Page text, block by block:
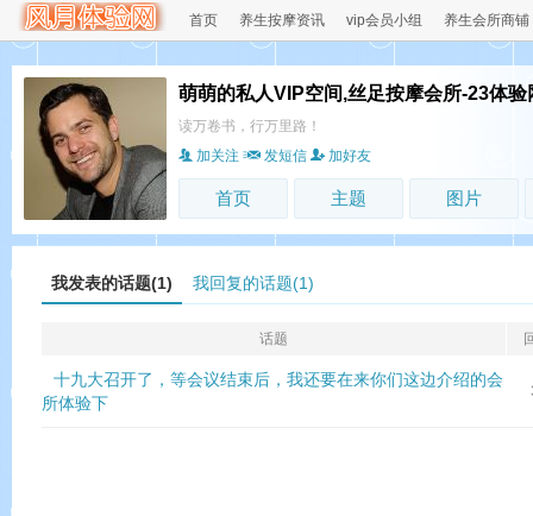
首页 养生按摩资讯 vip会员小组 养生会所商铺
萌萌的私人VIP空间,丝足按摩会所-23体验
读万卷书，行万里路！
加关注
发短信 加好友
首页 主题 图片
我发表的话题(1) 我回复的话题(1)
话题
十九大召开了，等会议结束后，我还要在来你们这边介绍的会
所体验下